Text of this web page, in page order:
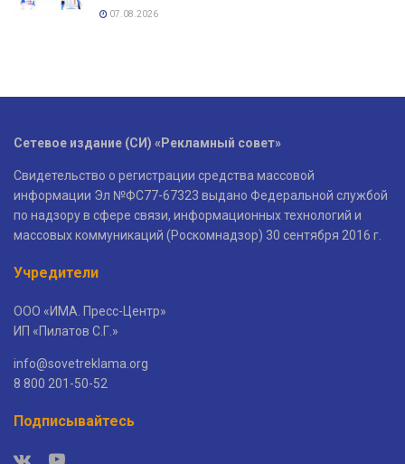
07.08.2026
Сетевое издание (СИ) «Рекламный совет»
Свидетельство о регистрации средства массовой
информации Эл №ФС77-67323 выдано Федеральной службой
по надзору в сфере связи, информационных технологий и
массовых коммуникаций (Роскомнадзор) 30 сентября 2016 г.
Учредители
ООО «ИМА. Пресс-Центр»
ИП «Пилатов С.Г.»
info@sovetreklama.org
8 800 201-50-52
Подписывайтесь